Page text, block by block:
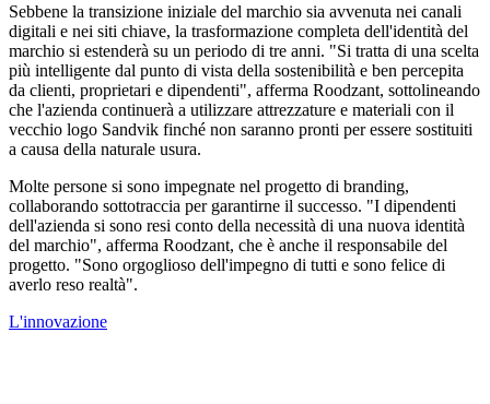
Sebbene la transizione iniziale del marchio sia avvenuta nei canali
digitali e nei siti chiave, la trasformazione completa dell'identità del
marchio si estenderà su un periodo di tre anni. "Si tratta di una scelta
più intelligente dal punto di vista della sostenibilità e ben percepita
da clienti, proprietari e dipendenti", afferma Roodzant, sottolineando
che l'azienda continuerà a utilizzare attrezzature e materiali con il
vecchio logo Sandvik finché non saranno pronti per essere sostituiti
a causa della naturale usura.
Molte persone si sono impegnate nel progetto di branding,
collaborando sottotraccia per garantirne il successo. "I dipendenti
dell'azienda si sono resi conto della necessità di una nuova identità
del marchio", afferma Roodzant, che è anche il responsabile del
progetto. "Sono orgoglioso dell'impegno di tutti e sono felice di
averlo reso realtà".
L'innovazione